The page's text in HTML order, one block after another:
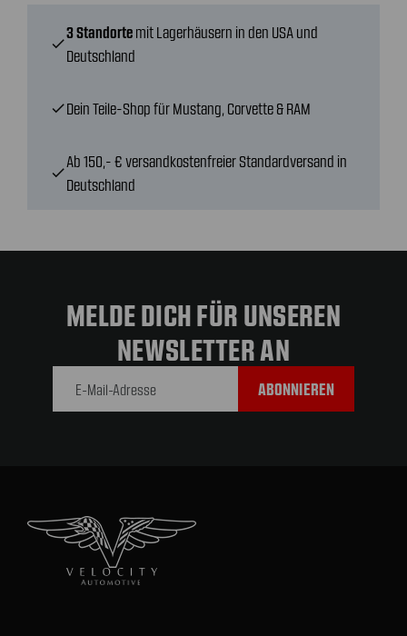
check
3 Standorte mit Lagerhäusern in den USA und
Deutschland
checkDein Teile-Shop für Mustang, Corvette & RAM
check
Ab 150,- € versandkostenfreier Standardversand in
Deutschland
MELDE DICH FÜR UNSEREN
NEWSLETTER AN